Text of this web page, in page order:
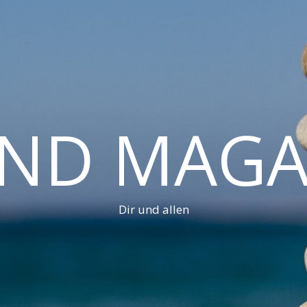
Dir und allen